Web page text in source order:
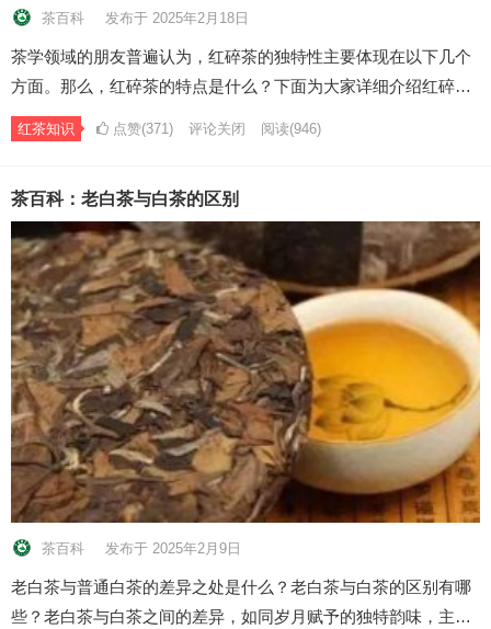
茶百科 发布于 2025年2月18日
茶学领域的朋友普遍认为，红碎茶的独特性主要体现在以下几个
方面。那么，红碎茶的特点是什么？下面为大家详细介绍红碎…
红茶知识 点赞(371) 评论关闭 阅读(946)
茶百科：老白茶与白茶的区别
茶百科 发布于 2025年2月9日
老白茶与普通白茶的差异之处是什么？老白茶与白茶的区别有哪
些？老白茶与白茶之间的差异，如同岁月赋予的独特韵味，主…